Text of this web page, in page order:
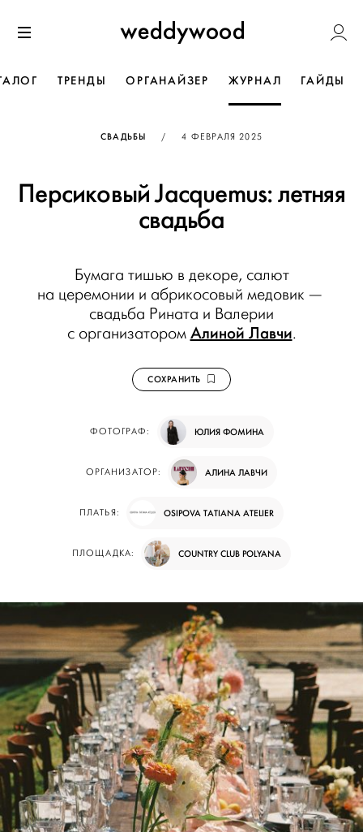
к содержанию
Weddywood
ТРЕНДЫ ОРГАНАЙЗЕР ЖУРНАЛ ГАЙДЫ
СВАДЬБЫ / ОПУБЛИКОВАНО
4 ФЕВРАЛЯ 2025
Персиковый Jacquemus: летняя
свадьба
Бумага тишью в декоре, салют
на церемонии и абрикосовый медовик —
свадьба Рината и Валерии
с организатором Алиной Лавчи.
СОХРАНИТЬ
ФОТОГРАФ: ЮЛИЯ ФОМИНА
ОРГАНИЗАТОР: АЛИНА ЛАВЧИ
ПЛАТЬЯ: OSIPOVA TATIANA ATELIER
ПЛОЩАДКА: COUNTRY CLUB POLYANA